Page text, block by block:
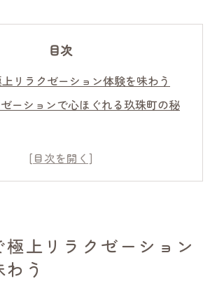
目次
リラクゼーション体験を味わう
ーションで心ほぐれる玖珠町の秘
ラクゼーションを叶える玖珠町の魅
日常を取り戻すリラクゼーションの
極上リラクゼーション
う